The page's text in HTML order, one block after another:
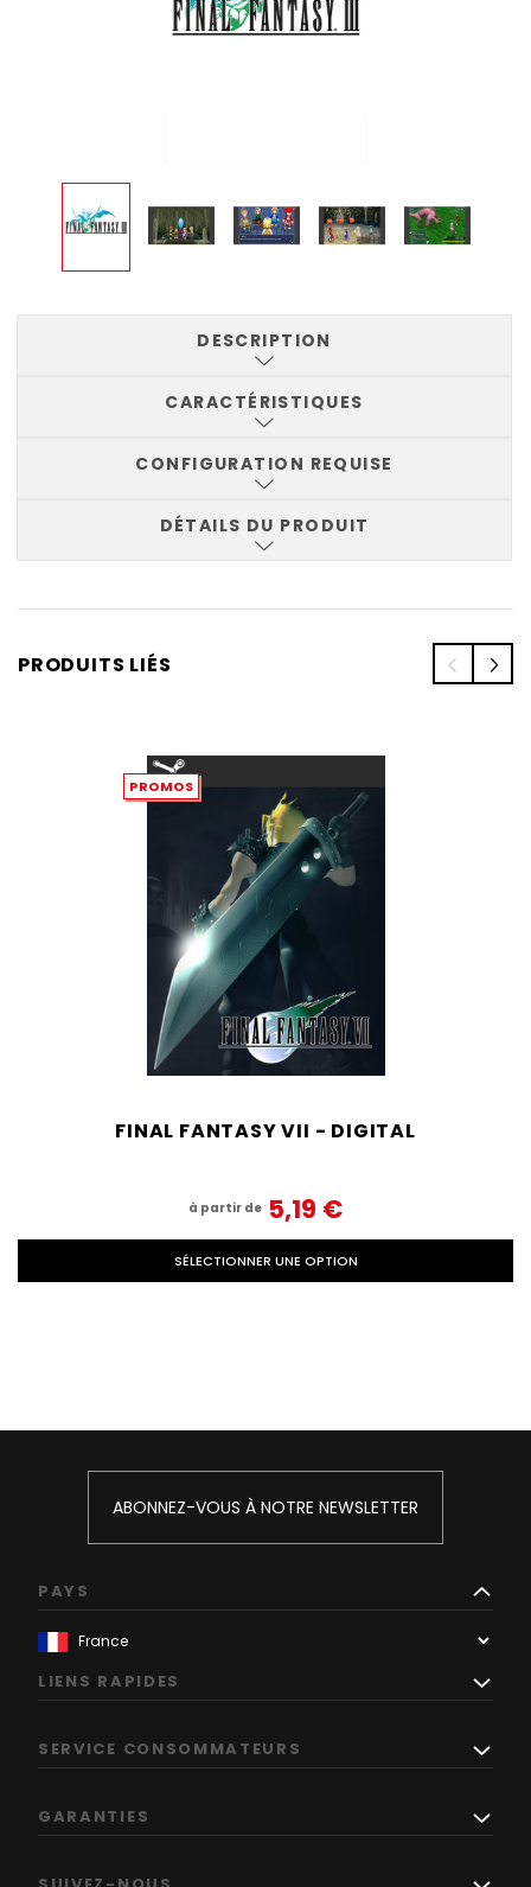
DESCRIPTION
CARACTÉRISTIQUES
CONFIGURATION REQUISE
DÉTAILS DU PRODUIT
PRODUITS LIÉS
PROMOS
FINAL FANTASY VII - DIGITAL
à partir de 5,19‎ ‎€
SÉLECTIONNER UNE OPTION
ABONNEZ-VOUS À NOTRE NEWSLETTER
PAYS
LIENS RAPIDES
SERVICE CONSOMMATEURS
GARANTIES